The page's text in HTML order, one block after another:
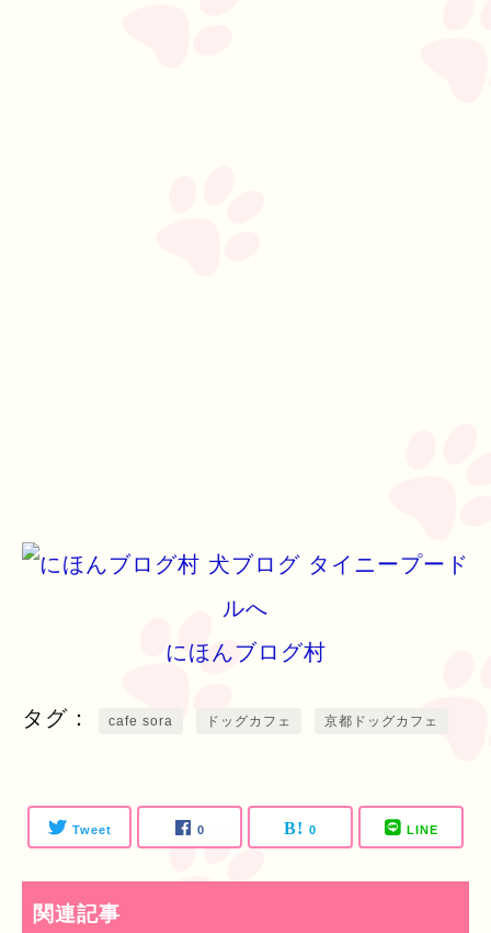
にほんブログ村
タグ cafe sora ドッグカフェ 京都ドッグカフェ
Tweet 0 0 LINE
関連記事